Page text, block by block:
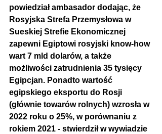
powiedział ambasador dodając, że
Rosyjska Strefa Przemysłowa w
Sueskiej Strefie Ekonomicznej
zapewni Egiptowi rosyjski know-how
wart 7 mld dolarów, a także
możliwości zatrudnienia 35 tysięcy
Egipcjan. Ponadto wartość
egipskiego eksportu do Rosji
(głównie towarów rolnych) wzrosła w
2022 roku o 25%, w porównaniu z
rokiem 2021 - stwierdził w wywiadzie